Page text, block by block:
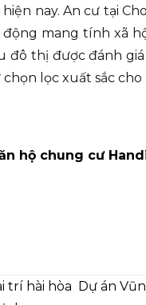
nay. An cư tại
mang tính xã
đô thị được đánh
chọn lọc xuất sắc
hộ chung cư